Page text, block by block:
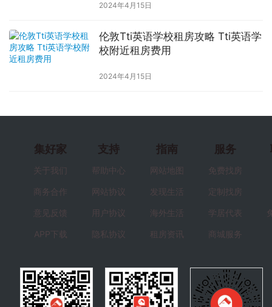
2024年4月15日
伦敦Tti英语学校租房攻略 Tti英语学
校附近租房费用
2024年4月15日
集好家
关于我们
商务合作
意见反馈
APP下载
支持
帮助中心
网站协议
用户协议
隐私协议
指南
网站地图
发现生活
海外生活
租房资讯
服务
免费找房
定制找房
学居代表
商城服务